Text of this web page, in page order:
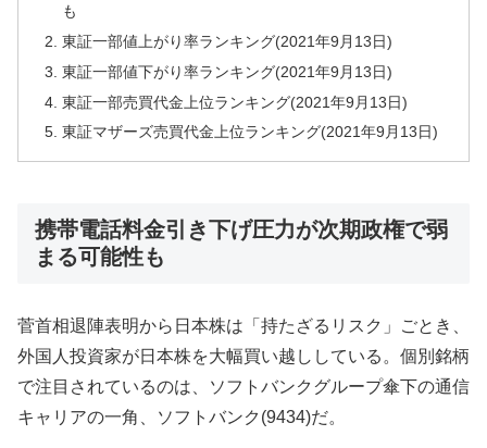
も
東証一部値上がり率ランキング(2021年9月13日)
東証一部値下がり率ランキング(2021年9月13日)
東証一部売買代金上位ランキング(2021年9月13日)
東証マザーズ売買代金上位ランキング(2021年9月13日)
携帯電話料金引き下げ圧力が次期政権で弱
まる可能性も
菅首相退陣表明から日本株は「持たざるリスク」ごとき、
外国人投資家が日本株を大幅買い越ししている。個別銘柄
で注目されているのは、ソフトバンクグループ傘下の通信
キャリアの一角、ソフトバンク(9434)だ。